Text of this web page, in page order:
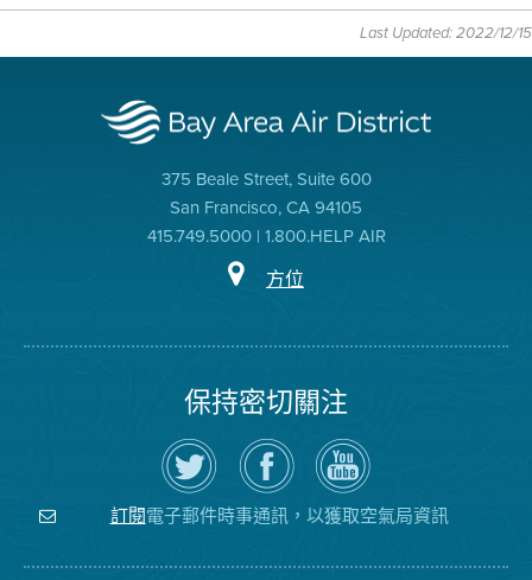
Last Updated: 2022/12/15
375 Beale Street, Suite 600
San Francisco, CA 94105
415.749.5000 | 1.800.HELP AIR
方位
保持密切關注
在
Twitter
上
關
注
空
瀏
覽
氣
局
的
空
氣
局
YouTube
頻
道
訂閱電子郵件時事通訊，以獲取空氣局資訊